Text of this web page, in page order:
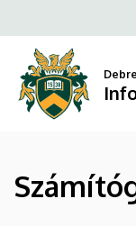
hálózatok
a
tartalomra